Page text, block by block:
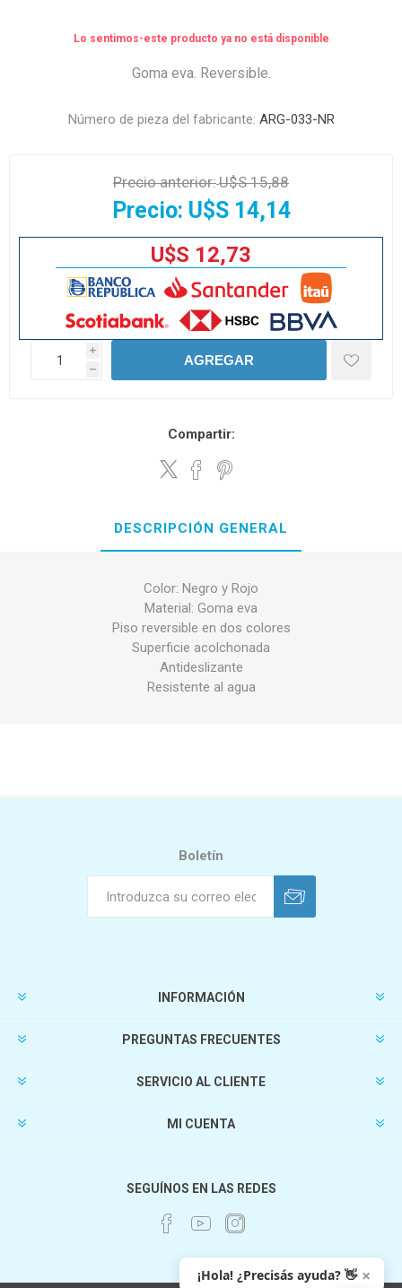
Lo sentimos-este producto ya no está disponible
Goma eva. Reversible.
Número de pieza del fabricante: ARG-033-NR
Precio anterior:U$S 15,88
Precio: U$S 14,14
U$S 12,73
i
h
AGREGAR
Compartir:
DESCRIPCIÓN GENERAL
Color: Negro y Rojo
Material: Goma eva
Piso reversible en dos colores
Superficie acolchonada
Antideslizante
Resistente al agua
Boletín
INFORMACIÓN
PREGUNTAS FRECUENTES
SERVICIO AL CLIENTE
MI CUENTA
SEGUÍNOS EN LAS REDES
¡Hola! ¿Precisás ayuda? 👋 ×